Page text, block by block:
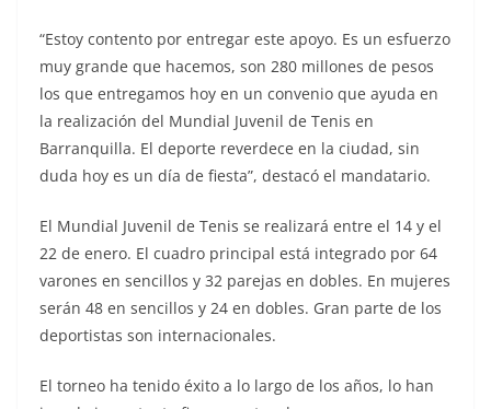
“Estoy contento por entregar este apoyo. Es un esfuerzo
muy grande que hacemos, son 280 millones de pesos
los que entregamos hoy en un convenio que ayuda en
la realización del Mundial Juvenil de Tenis en
Barranquilla. El deporte reverdece en la ciudad, sin
duda hoy es un día de fiesta”, destacó el mandatario.
El Mundial Juvenil de Tenis se realizará entre el 14 y el
22 de enero. El cuadro principal está integrado por 64
varones en sencillos y 32 parejas en dobles. En mujeres
serán 48 en sencillos y 24 en dobles. Gran parte de los
deportistas son internacionales.
El torneo ha tenido éxito a lo largo de los años, lo han